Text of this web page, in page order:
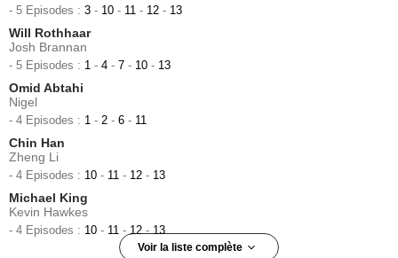
- 5 Episodes : 3 - 10 - 11 - 12 - 13
Will Rothhaar
Josh Brannan
- 5 Episodes : 1 - 4 - 7 - 10 - 13
Omid Abtahi
Nigel
- 4 Episodes : 1 - 2 - 6 - 11
Chin Han
Zheng Li
- 4 Episodes : 10 - 11 - 12 - 13
Michael King
Kevin Hawkes
- 4 Episodes : 10 - 11 - 12 - 13
Voir la liste complète